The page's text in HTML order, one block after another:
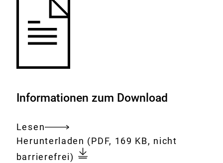
Informationen zum Download
Lesen
Gesamtes
Dokument
Download:
Herunterladen Tonerstaub
am
(PDF, 169 KB, nicht
barrierefrei)